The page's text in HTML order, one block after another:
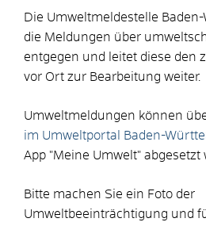
Die Umweltmeldestelle
die Meldungen über
entgegen und leitet diese den
vor Ort zur Bearbeitung weiter.
Umweltmeldungen können
im Umweltportal Baden-
App "Meine Umwelt" abgesetzt
Bitte machen Sie ein Foto der
Umweltbeeinträchtigung und